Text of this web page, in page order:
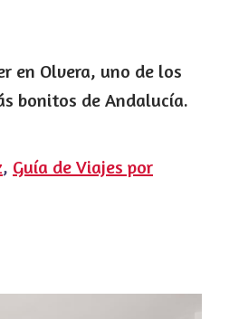
en Olvera, uno de los
bonitos de Andalucía.
, Guía de Viajes por